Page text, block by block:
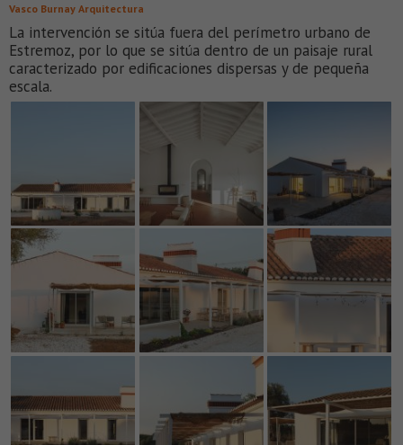
Vasco Burnay Arquitectura
La intervención se sitúa fuera del perímetro urbano de
Estremoz, por lo que se sitúa dentro de un paisaje rural
caracterizado por edificaciones dispersas y de pequeña
escala.